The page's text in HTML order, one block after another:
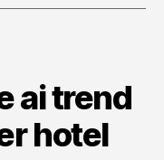
ospitalità
ai trend
hotel